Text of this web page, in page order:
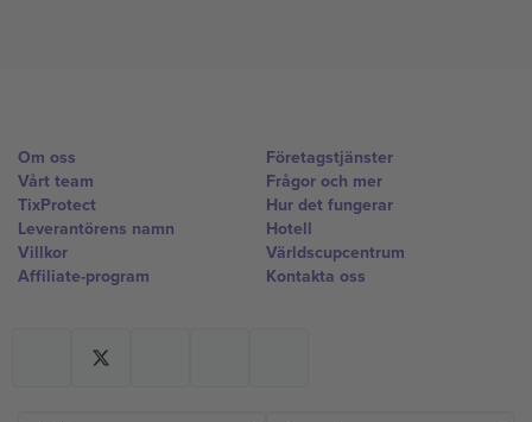
Om oss
Vårt team
TixProtect
Leverantörens namn
Villkor
Affiliate-program
Företagstjänster
Frågor och mer
Hur det fungerar
Hotell
Världscupcentrum
Kontakta oss